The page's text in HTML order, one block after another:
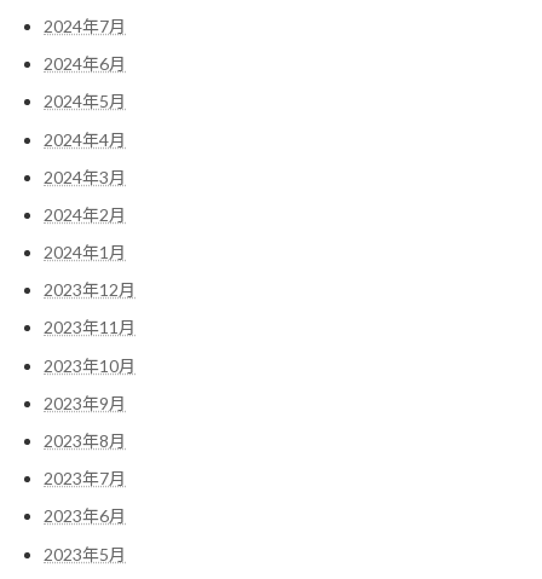
2024年7月
2024年6月
2024年5月
2024年4月
2024年3月
2024年2月
2024年1月
2023年12月
2023年11月
2023年10月
2023年9月
2023年8月
2023年7月
2023年6月
2023年5月